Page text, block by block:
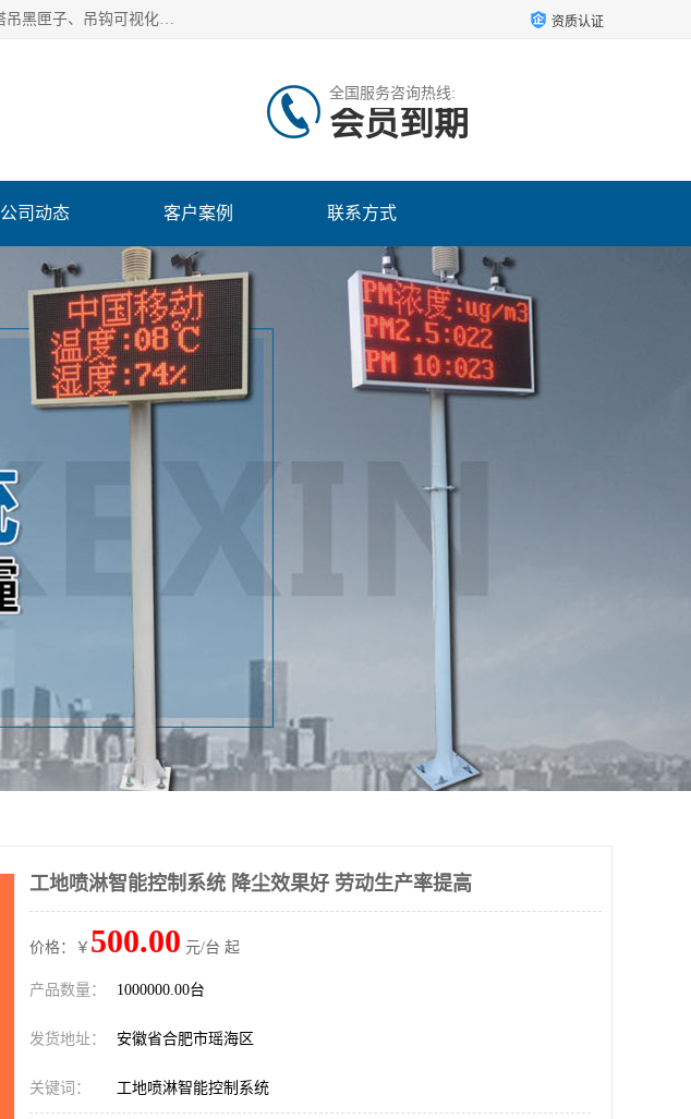
安徽赛芙智能科技有限公司是一家主营智慧化工地解决方案的企业，主营产品有：塔机安全监测系统、塔吊黑匣子、吊钩可视化、吊钩可视化系统、塔机安全监控系统、塔机黑匣子等。创建至今始终关注用户需求，为用户提供有的产品和服务。 资质认证
全国服务咨询热线:
会员到期
公司动态 客户案例 联系方式
工地喷淋智能控制系统 降尘效果好 劳动生产率提高
价格：￥ 500.00 元/台 起
产品数量： 1000000.00台
发货地址： 安徽省合肥市瑶海区
关键词： 工地喷淋智能控制系统